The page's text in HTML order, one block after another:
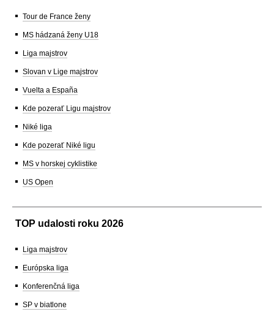
Tour de France ženy
MS hádzaná ženy U18
Liga majstrov
Slovan v Lige majstrov
Vuelta a España
Kde pozerať Ligu majstrov
Niké liga
Kde pozerať Niké ligu
MS v horskej cyklistike
US Open
TOP udalosti roku 2026
Liga majstrov
Európska liga
Konferenčná liga
SP v biatlone